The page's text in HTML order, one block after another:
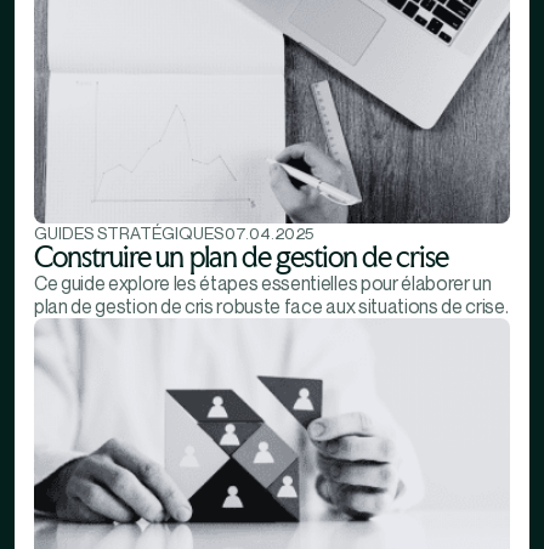
GUIDES STRATÉGIQUES07.04.2025
Construire un plan de gestion de crise
Ce guide explore les étapes essentielles pour élaborer un
plan de gestion de cris robuste face aux situations de crise.